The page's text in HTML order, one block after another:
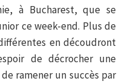
à Bucharest, que se
ce week-end. Plus de
en découdront
de décrocher une
ramener un succès par